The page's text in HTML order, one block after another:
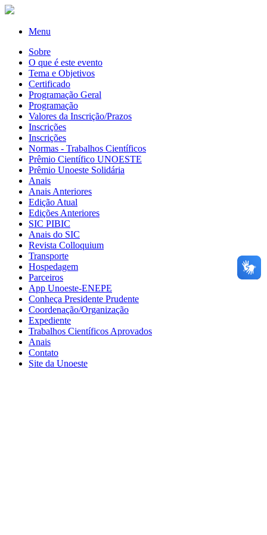
Menu
Sobre
O que é este evento
Tema e Objetivos
Certificado
Programação Geral
Programação
Valores da Inscrição/Prazos
Inscrições
Inscrições
Normas - Trabalhos Científicos
Prêmio Científico UNOESTE
Prêmio Unoeste Solidária
Anais
Anais Anteriores
Edição Atual
Edições Anteriores
SIC PIBIC
Anais do SIC
Revista Colloquium
Transporte
Hospedagem
Parceiros
App Unoeste-ENEPE
Conheça Presidente Prudente
Coordenação/Organização
Expediente
Trabalhos Científicos Aprovados
Anais
Contato
Site da Unoeste